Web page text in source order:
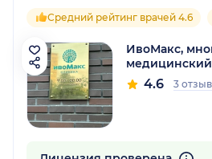
Средний рейтинг врачей 4.6
ИвоМакс,
4.6 3